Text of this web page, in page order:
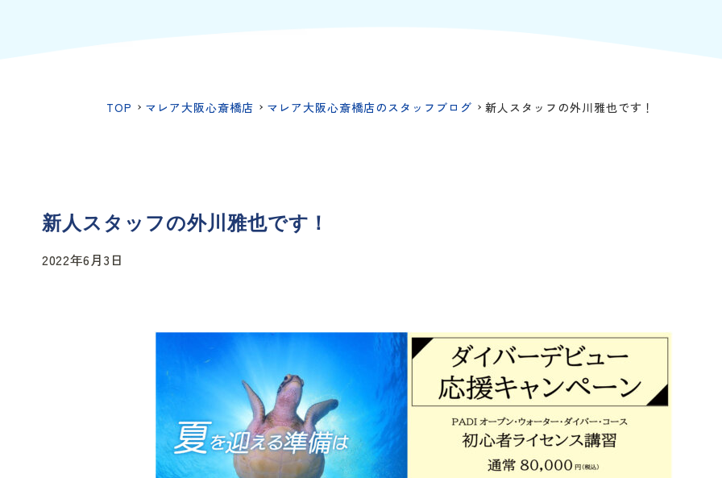
TOP マレア大阪心斎橋店 マレア大阪心斎橋店のスタッフブログ 新人スタッフの外川雅也です！
新人スタッフの外川雅也です！
2022年6月3日